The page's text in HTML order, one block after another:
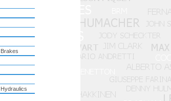
Brakes
Hydraulics